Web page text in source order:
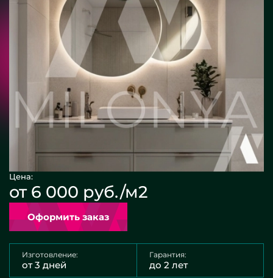
Цена:
от 6 000 руб./м2
Оформить заказ
Изготовление:
от 3 дней
Гарантия:
до 2 лет